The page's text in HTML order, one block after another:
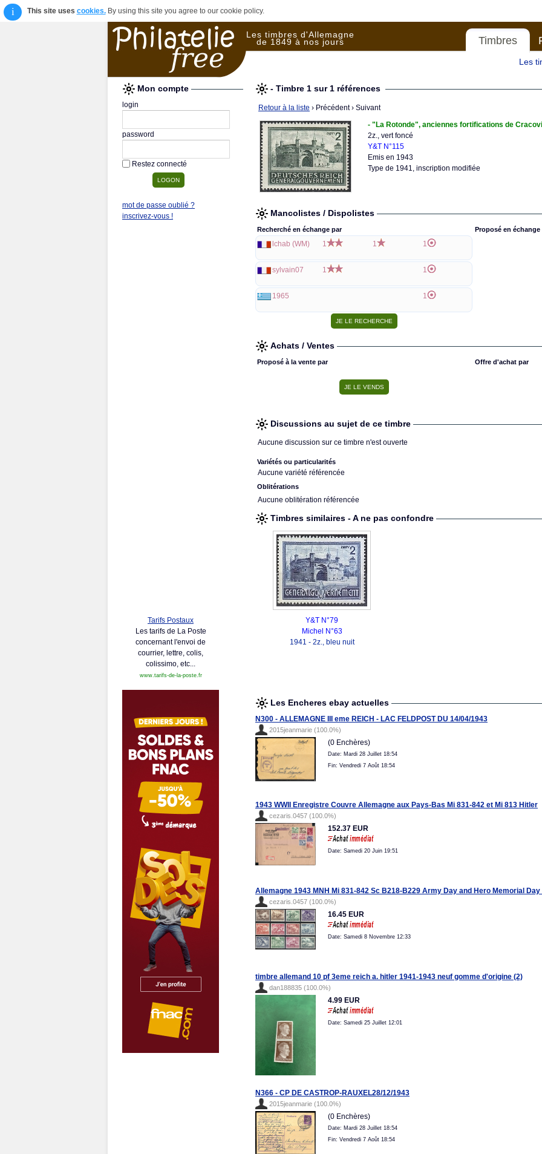
i This site uses cookies.By using this site you agree to our cookie policy.
Les timbres d'Allemagne
de 1849 à nos jours Timbres
Les
Mon compte
login
password
Restez connecté
mot de passe oublié ?
inscrivez-vous !
Tarifs Postaux
Les tarifs de La Poste
concernant l'envoi de
courrier, lettre, colis,
colissimo, etc...
www.tarifs-de-la-poste.fr
- Timbre 1 sur 1 références
Retour à la liste › Précédent› Suivant
- "La Rotonde", anciennes fortifications de
2z., vert foncé
Y&T N°115
Emis en 1943
Type de 1941, inscription modifiée
Mancolistes / Dispolistes
Recherché en échange par
lchab (WM) 1 1 1
sylvain07 1 1
1965 1
Proposé en échange
Achats / Ventes
Proposé à la vente par Offre d'achat par
Discussions au sujet de ce timbre
Aucune discussion sur ce timbre n'est ouverte
Variétés ou particularités
Aucune variété référencée
Oblitérations
Aucune oblitération référencée
Timbres similaires - A ne pas confondre
Y&T N°79
Michel N°63
1941 - 2z., bleu nuit
Les Encheres ebay actuelles
N300 - ALLEMAGNE III eme REICH - LAC FELDPOST DU 14/04/1943
2015jeanmarie (100.0%)
(0 Enchères)
Date: Mardi 28 Juillet 18:54
Fin: Vendredi 7 Août 18:54
1943 WWII Enregistre Couvre Allemagne aux Pays-Bas Mi 831-842 et Mi 813 Hitler
cezaris.0457 (100.0%)
152.37 EUR
Date: Samedi 20 Juin 19:51
Allemagne 1943 MNH Mi 831-842 Sc B218-B229 Army Day and Hero Memorial Day
cezaris.0457 (100.0%)
16.45 EUR
Date: Samedi 8 Novembre 12:33
timbre allemand 10 pf 3eme reich a. hitler 1941-1943 neuf gomme d'origine (2)
dan188835 (100.0%)
4.99 EUR
Date: Samedi 25 Juillet 12:01
N366 - CP DE CASTROP-RAUXEL28/12/1943
2015jeanmarie (100.0%)
(0 Enchères)
Date: Mardi 28 Juillet 18:54
Fin: Vendredi 7 Août 18:54